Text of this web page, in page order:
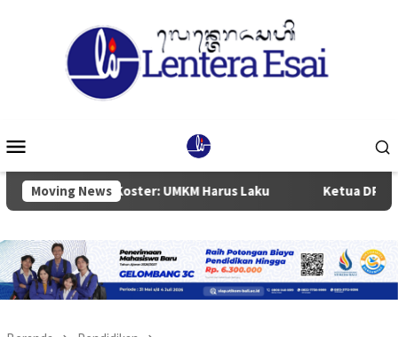
Mobile
Moving News
Koster: UMKM Harus Laku Ketua DPRD Badung